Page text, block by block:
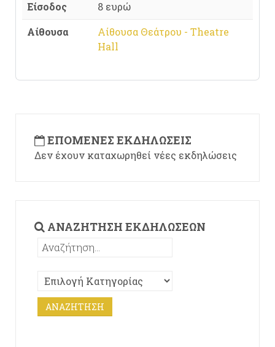
Είσοδος
8 ευρώ
Αίθουσα
Αίθουσα Θεάτρου - Theatre
Hall
ΕΠΌΜΕΝΕΣ ΕΚΔΗΛΏΣΕΙΣ
Δεν έχουν καταχωρηθεί νέες εκδηλώσεις
ΑΝΑΖΉΤΗΣΗ ΕΚΔΗΛΏΣΕΩΝ